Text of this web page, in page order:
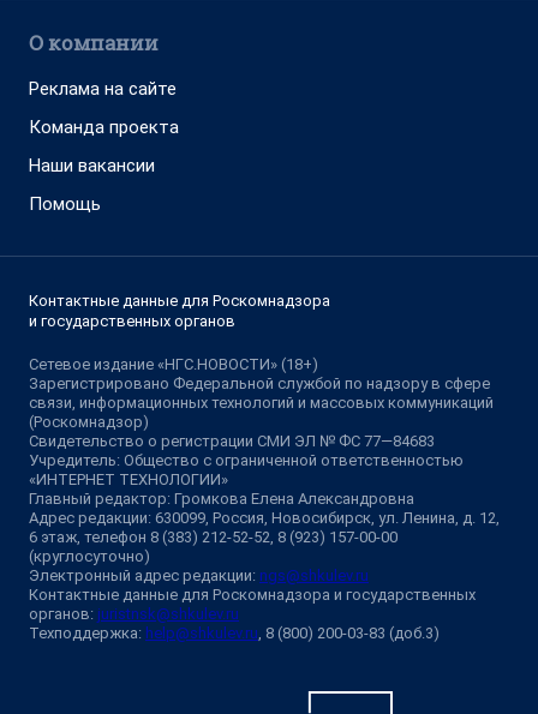
О компании
Реклама на сайте
Команда проекта
Наши вакансии
Помощь
Контактные данные для Роскомнадзора
и государственных органов
Сетевое издание «НГС.НОВОСТИ» (18+)
Зарегистрировано Федеральной службой по надзору в сфере
связи, информационных технологий и массовых коммуникаций
(Роскомнадзор)
Свидетельство о регистрации СМИ ЭЛ № ФС 77—84683
Учредитель: Общество с ограниченной ответственностью
«ИНТЕРНЕТ ТЕХНОЛОГИИ»
Главный редактор: Громкова Елена Александровна
Адрес редакции: 630099, Россия, Новосибирск, ул. Ленина, д. 12,
6 этаж, телефон 8 (383) 212-52-52, 8 (923) 157-00-00
(круглосуточно)
Электронный адрес редакции: ngs@shkulev.ru
Контактные данные для Роскомнадзора и государственных
органов: juristnsk@shkulev.ru
Техподдержка: help@shkulev.ru , 8 (800) 200-03-83 (доб.3)